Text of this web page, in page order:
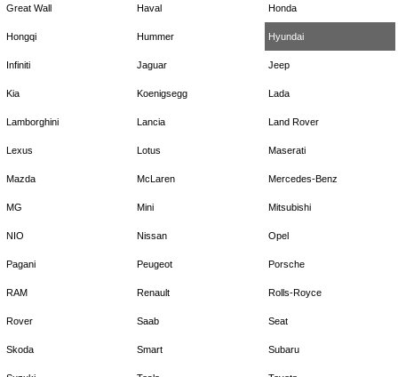
Great Wall Haval Honda
Hongqi Hummer Hyundai
Infiniti Jaguar Jeep
Kia Koenigsegg Lada
Lamborghini Lancia Land Rover
Lexus Lotus Maserati
Mazda McLaren Mercedes-Benz
MG Mini Mitsubishi
NIO Nissan Opel
Pagani Peugeot Porsche
RAM Renault Rolls-Royce
Rover Saab Seat
Skoda Smart Subaru